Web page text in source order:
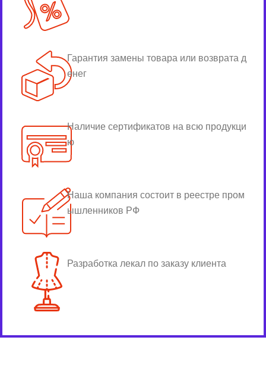
Гарантия замены товара или возврата д
енег
Наличие сертификатов на всю продукци
ю
Наша компания состоит в реестре пром
ышленников РФ
Разработка лекал по заказу клиента